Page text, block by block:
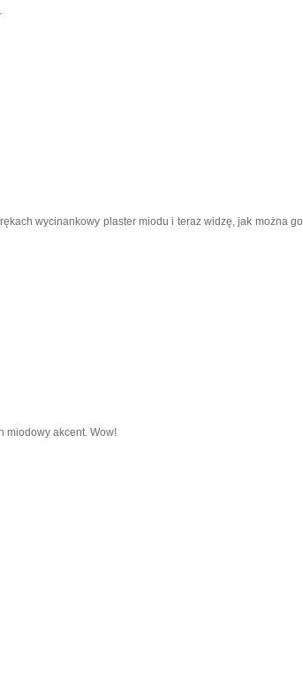
wycinankowy plaster miodu i teraz widzę, jak można go
miodowy akcent. Wow!